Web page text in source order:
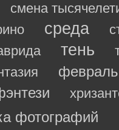
смена
среда
тень
февраль
фотографий